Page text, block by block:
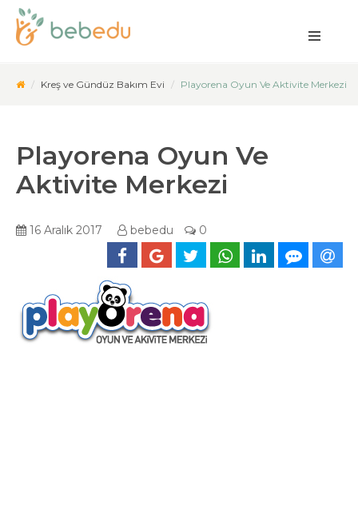
Kreş ve Gündüz Bakım Evi Playorena Oyun Ve Aktivite Merkezi
Playorena Oyun Ve
Aktivite Merkezi
16 Aralık 2017 bebedu 0